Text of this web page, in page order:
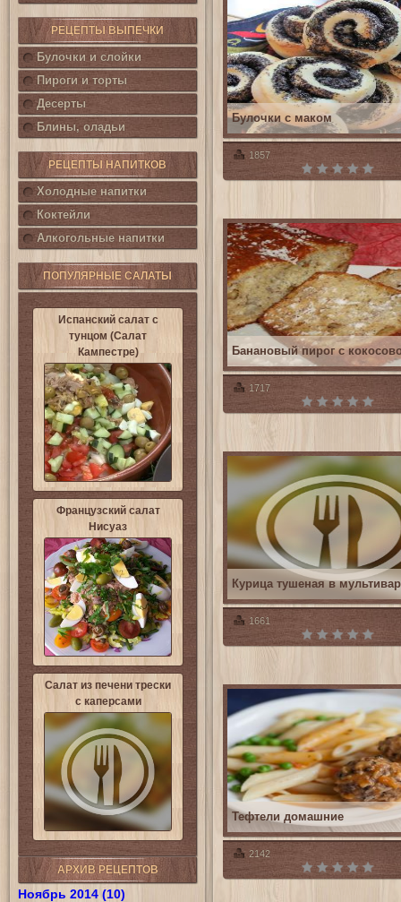
РЕЦЕПТЫ ВЫПЕЧКИ
Булочки и слойки
Пироги и торты
Десерты
Блины, оладьи
РЕЦЕПТЫ НАПИТКОВ
Холодные напитки
Коктейли
Алкогольные напитки
ПОПУЛЯРНЫЕ САЛАТЫ
Испанский салат с
тунцом (Салат
Кампестре)
Французский салат
Нисуаз
Салат из печени трески
с каперсами
АРХИВ РЕЦЕПТОВ
Ноябрь 2014 (10)
1857
Булочки с маком
1717
Банановый пирог с
1661
Курица тушеная в
2142
Тефтели домашние